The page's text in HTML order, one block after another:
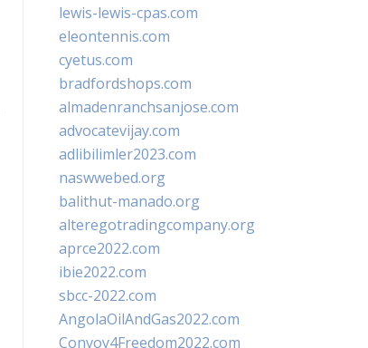
lewis-lewis-cpas.com
eleontennis.com
cyetus.com
bradfordshops.com
almadenranchsanjose.com
advocatevijay.com
adlibilimler2023.com
naswwebed.org
balithut-manado.org
alteregotradingcompany.org
aprce2022.com
ibie2022.com
sbcc-2022.com
AngolaOilAndGas2022.com
Convoy4Freedom2022.com